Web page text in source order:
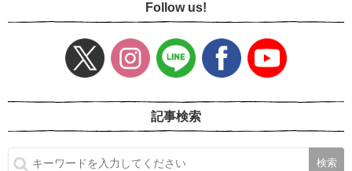
Follow us!
記事検索